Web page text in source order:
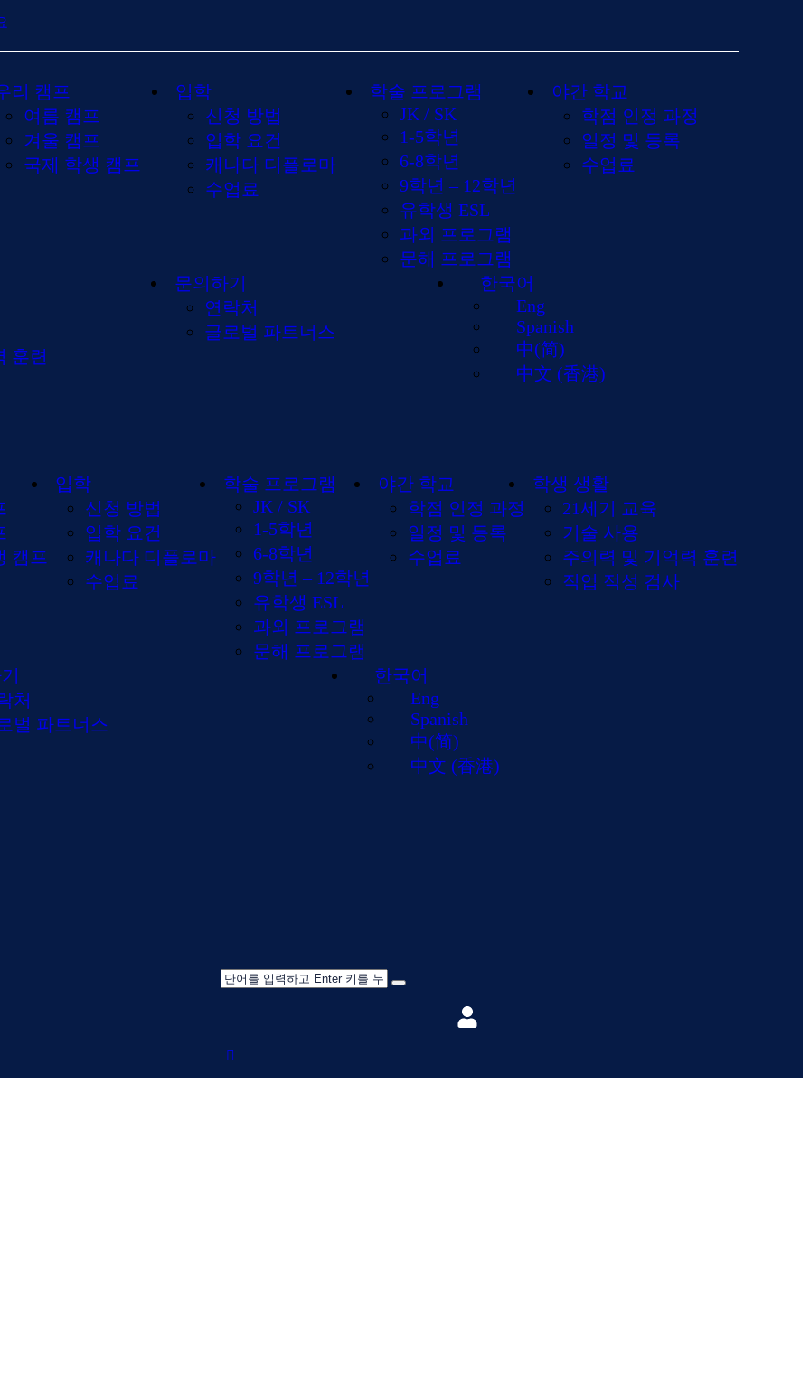
리 캠프
여름 캠프
겨울 캠프
국제 학생 캠프
입학
신청 방법
입학 요건
캐나다 디플로마
수업료
학술 프로그램
JK / SK
1-5학년
6-8학년
9학년 – 12학년
유학생 ESL
과외 프로그램
문해 프로그램
야간 학교
학점 인정 과정
일정 및 등록
수업료
훈련
문의하기
연락처
글로벌 파트너스
한국어
Eng
Spanish
中(简)
中文 (香港)
캠프
입학
신청 방법
입학 요건
캐나다 디플로마
수업료
학술 프로그램
JK / SK
1-5학년
6-8학년
9학년 – 12학년
유학생 ESL
과외 프로그램
문해 프로그램
야간 학교
학점 인정 과정
일정 및 등록
수업료
학생 생활
21세기 교육
기술 사용
주의력 및 기억력 훈련
직업 적성 검사
처
벌 파트너스
한국어
Eng
Spanish
中(简)
中文 (香港)